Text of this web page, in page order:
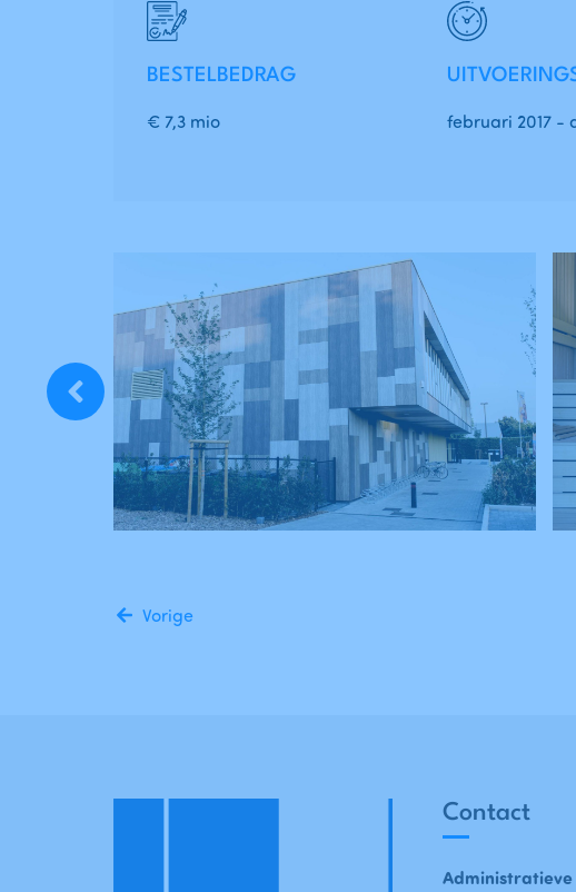
BESTELBEDRAG
€ 7,3 mio februari 2017 -
Vorige
Contact
Administratieve